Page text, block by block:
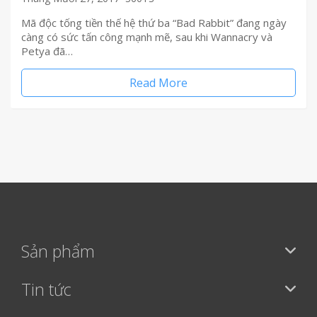
Mã độc tống tiền thế hệ thứ ba “Bad Rabbit” đang ngày
càng có sức tấn công mạnh mẽ, sau khi Wannacry và
Petya đã…
Read More
Sản phẩm
Tin tức